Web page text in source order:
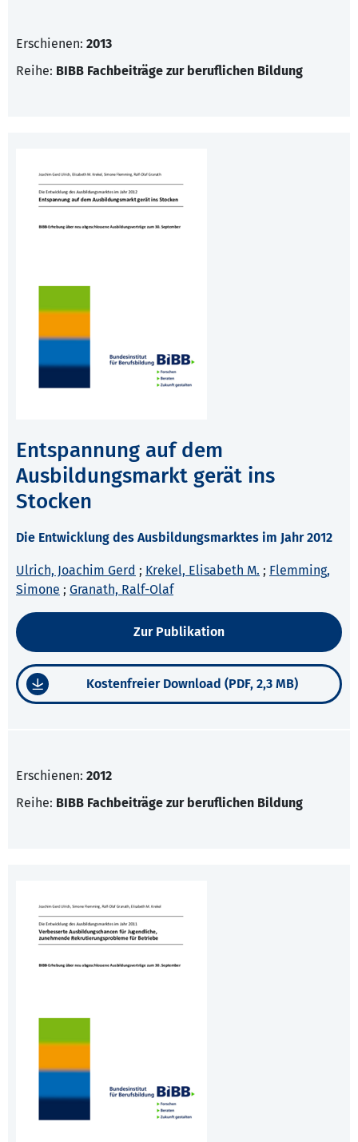
Erschienen: 2013
Reihe: BIBB Fachbeiträge zur beruflichen Bildung
Entspannung auf dem
Ausbildungsmarkt gerät ins
Stocken
Die Entwicklung des Ausbildungsmarktes im Jahr 2012
Ulrich, Joachim Gerd ; Krekel, Elisabeth M. ; Flemming,
Simone ; Granath, Ralf-Olaf
Zur Publikation
Kostenfreier Download (PDF, 2,3 MB)
Erschienen: 2012
Reihe: BIBB Fachbeiträge zur beruflichen Bildung